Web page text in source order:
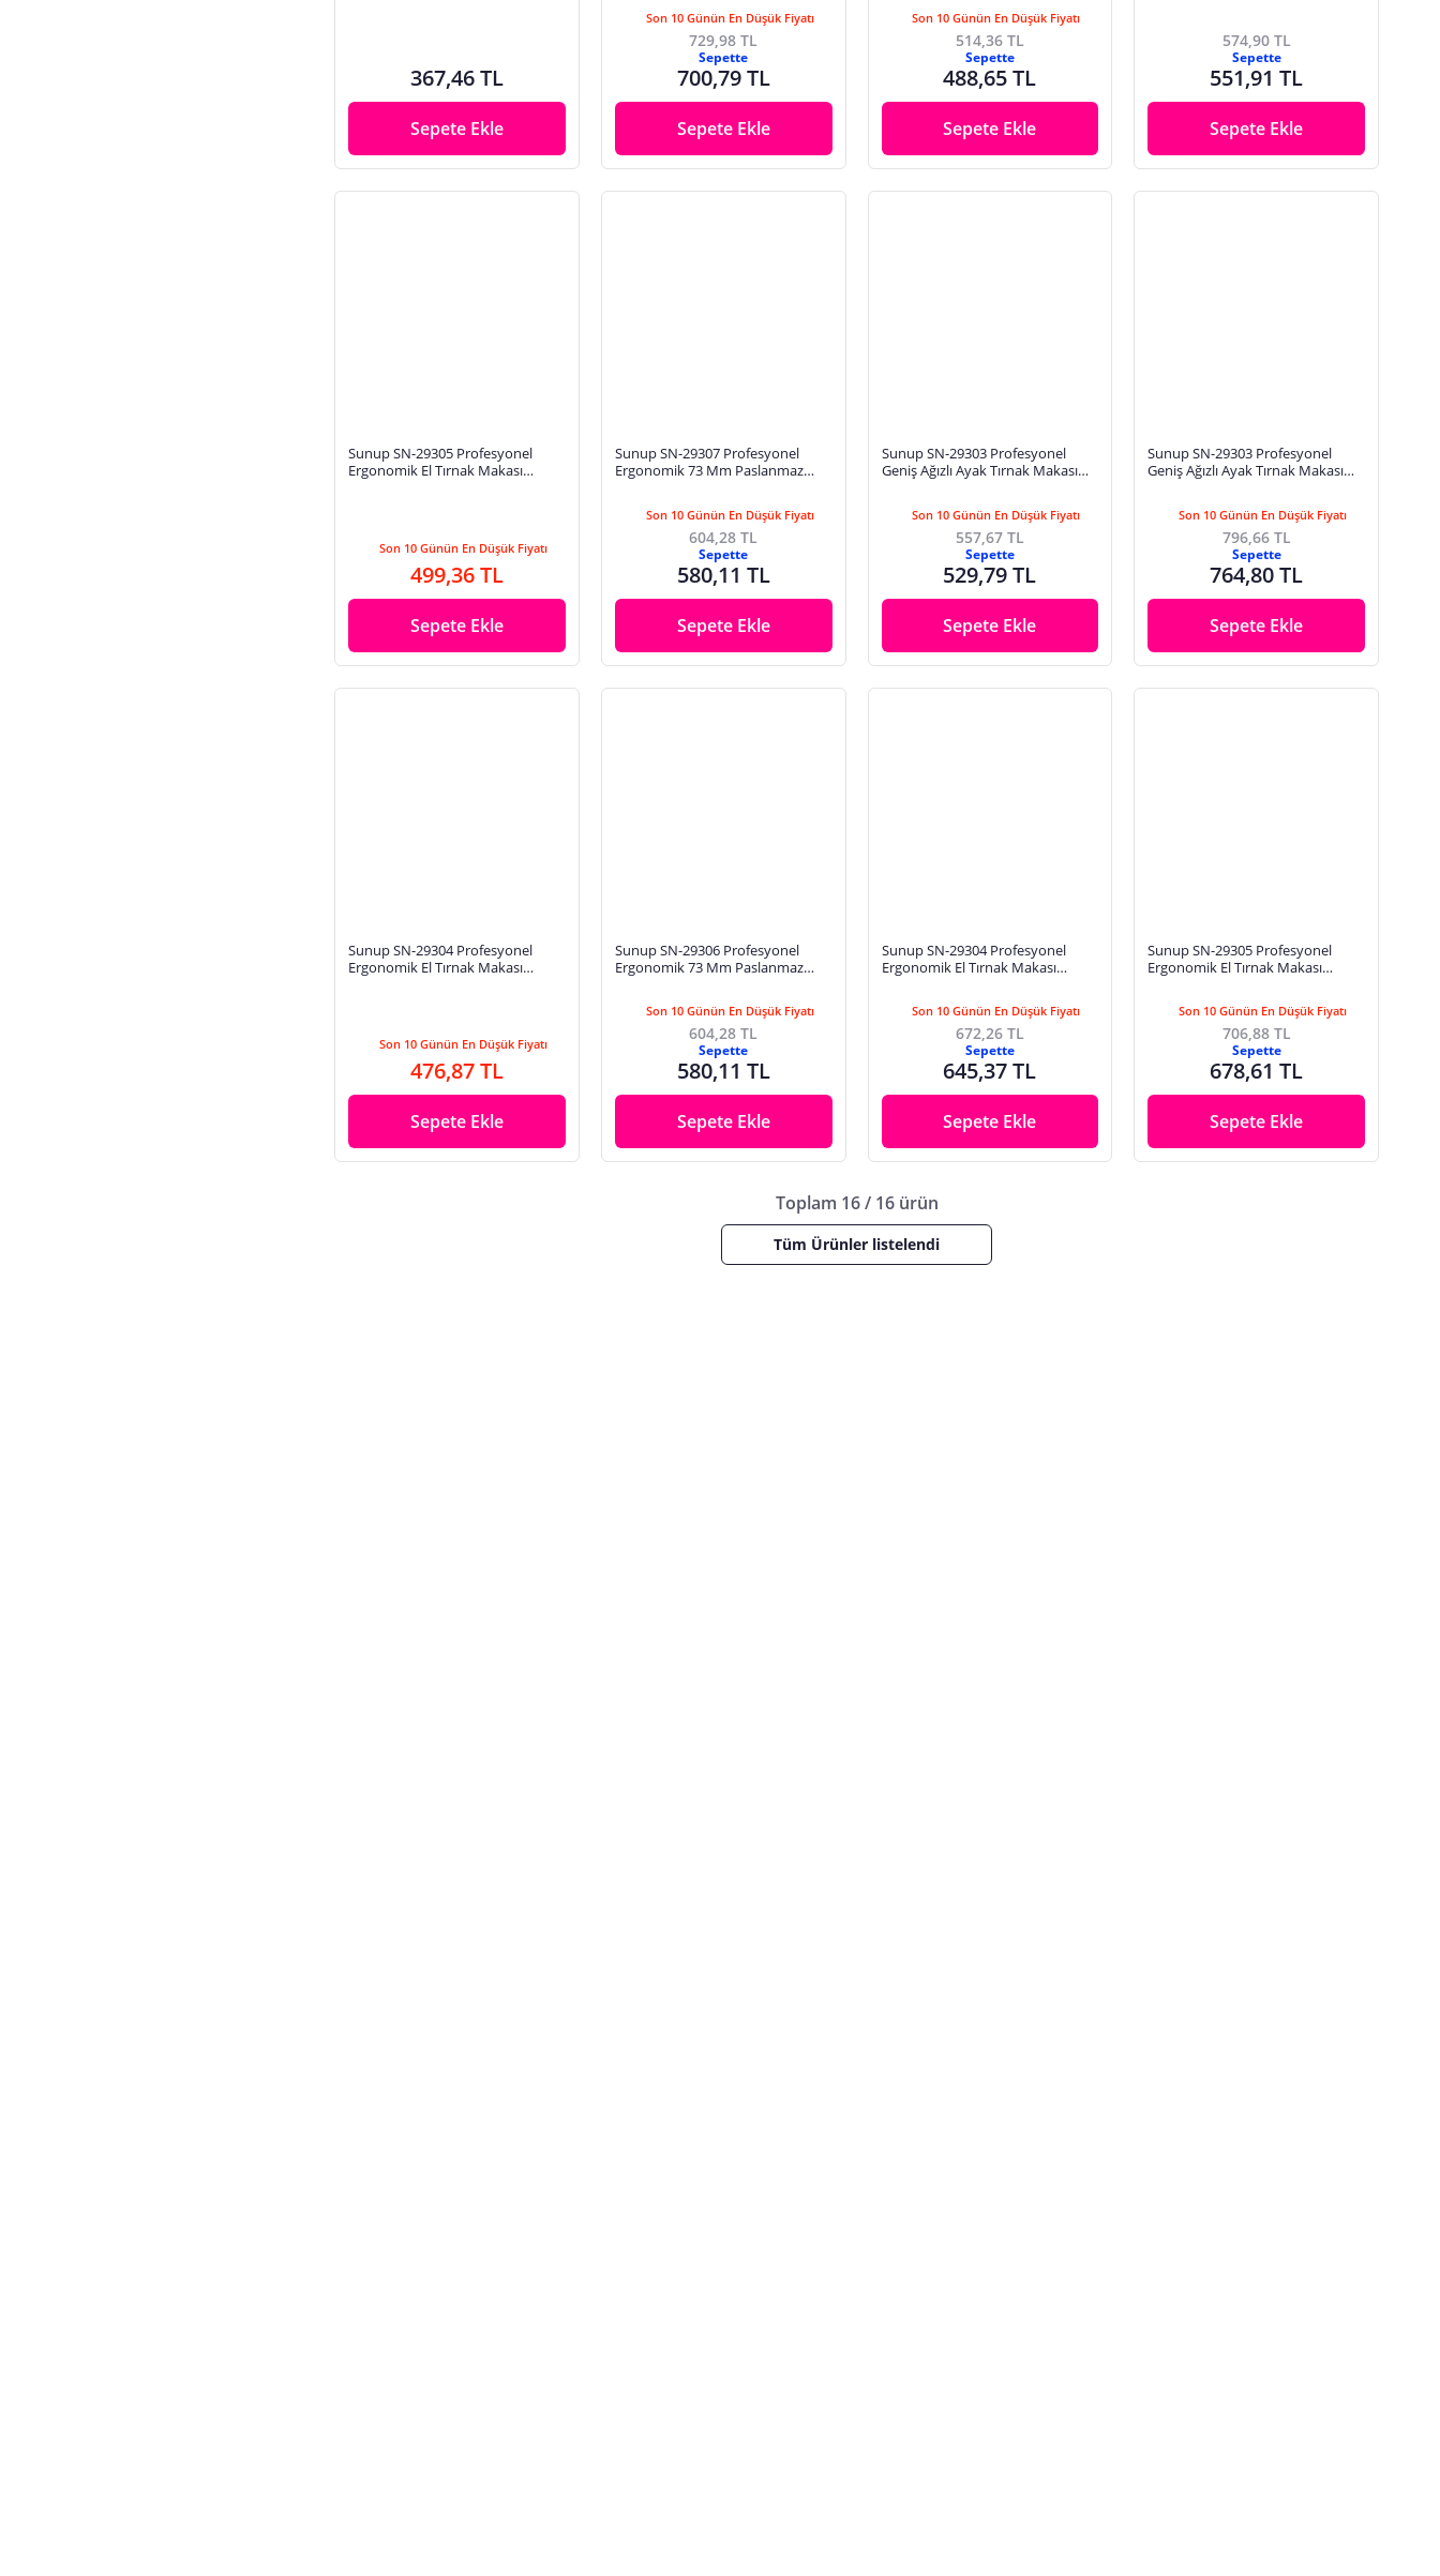
367,46 TL
Sepete Ekle
Son 10 Günün En Düşük Fiyatı
729,98 TL
Sepette
700,79 TL
Sepete Ekle
Son 10 Günün En Düşük Fiyatı
514,36 TL
Sepette
488,65 TL
Sepete Ekle
574,90 TL
Sepette
551,91 TL
Sepete Ekle
Sunup SN-29305 Profesyonel
Ergonomik El Tırnak Makası
Son 10 Günün En Düşük Fiyatı
499,36 TL
Sepete Ekle
Sunup SN-29307 Profesyonel
Ergonomik 73 Mm Paslanmaz
Son 10 Günün En Düşük Fiyatı
604,28 TL
Sepette
580,11 TL
Sepete Ekle
Sunup SN-29303 Profesyonel
Geniş Ağızlı Ayak Tırnak Makası
Son 10 Günün En Düşük Fiyatı
557,67 TL
Sepette
529,79 TL
Sepete Ekle
Sunup SN-29303 Profesyonel
Geniş Ağızlı Ayak Tırnak Makası
Son 10 Günün En Düşük Fiyatı
796,66 TL
Sepette
764,80 TL
Sepete Ekle
Sunup SN-29304 Profesyonel
Ergonomik El Tırnak Makası
Son 10 Günün En Düşük Fiyatı
476,87 TL
Sepete Ekle
Sunup SN-29306 Profesyonel
Ergonomik 73 Mm Paslanmaz
Son 10 Günün En Düşük Fiyatı
604,28 TL
Sepette
580,11 TL
Sepete Ekle
Sunup SN-29304 Profesyonel
Ergonomik El Tırnak Makası
Son 10 Günün En Düşük Fiyatı
672,26 TL
Sepette
645,37 TL
Sepete Ekle
Sunup SN-29305 Profesyonel
Ergonomik El Tırnak Makası
Son 10 Günün En Düşük Fiyatı
706,88 TL
Sepette
678,61 TL
Sepete Ekle
Toplam 16 / 16 ürün
Tüm Ürünler listelendi